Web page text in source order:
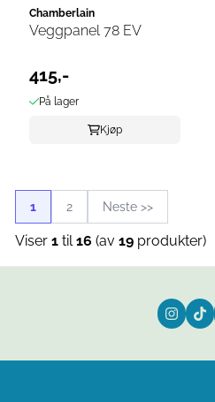
Chamberlain
Veggpanel 78 EV
415,-
På lager
Kjøp
1 2 Neste >>
Viser 1til16 (av 19produkter)